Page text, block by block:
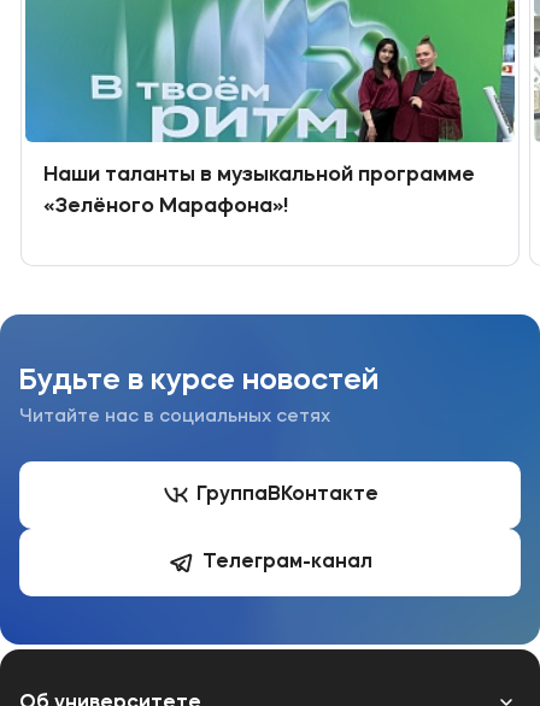
Наши таланты в музыкальной программе
«Зелёного Марафона»!
Будьте в курсе новостей
Читайте нас в социальных сетях
Группа ВКонтакте
Телеграм-канал